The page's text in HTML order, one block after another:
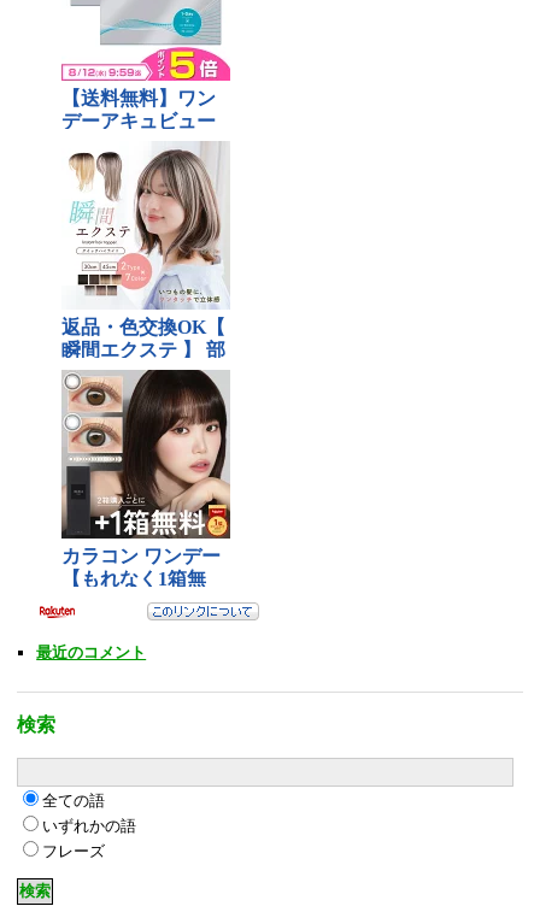
最近のコメント
検索
全ての語
いずれかの語
フレーズ